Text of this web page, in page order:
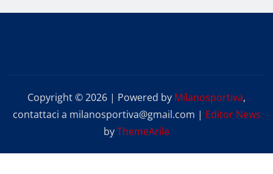
Copyright © 2026 | Powered by Milanosportiva,
contattaci a milanosportiva@gmail.com | Editor News
byThemeArile